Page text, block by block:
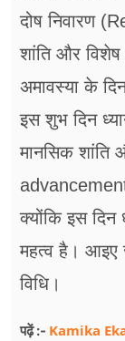
ब्‍यूटी
जॉब्स
शिक्षा
अन्य खबरें
दोष निवारण
शांति और
अमावस्या के
इस शुभ दिन
मानसिक शांति
क्योंकि इस दिन
महत्व है। आइए
विधि।
पढ़ें :- Kamika